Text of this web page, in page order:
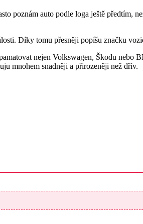
poznám auto podle loga ještě předtím,
Díky tomu přesněji popíšu značku
nejen Volkswagen, Škodu nebo
mnohem snadněji a přirozeněji než dřív.